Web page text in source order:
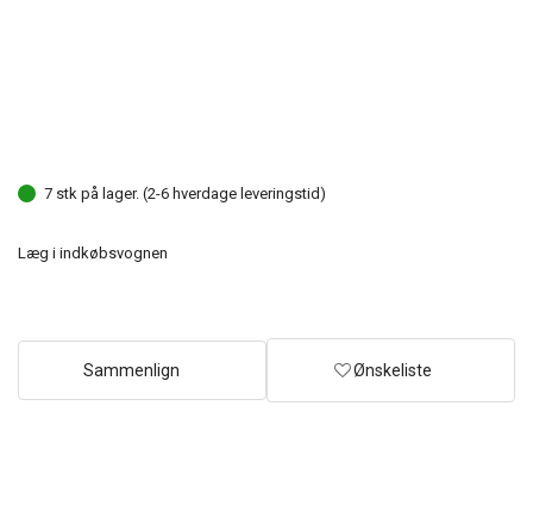
7 stk på lager. (2-6 hverdage leveringstid)
Læg i indkøbsvognen
Sammenlign Ønskeliste